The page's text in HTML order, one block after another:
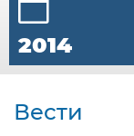
2014
Вести